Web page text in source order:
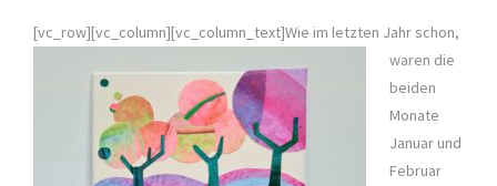
[vc_row][vc_column][vc_column_text]Wie im letzten Jahr schon,
waren die
beiden
Monate
Januar und
Februar